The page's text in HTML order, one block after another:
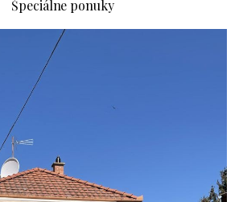
Špeciálne ponuky